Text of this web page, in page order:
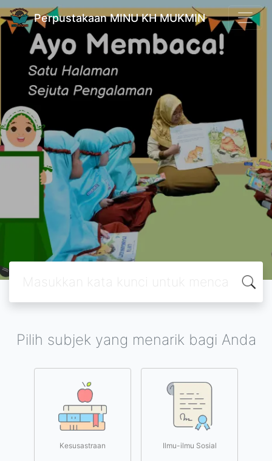
Perpustakaan MINU KH MUKMIN
Pilih subjek yang menarik bagi Anda
Kesusastraan Ilmu-ilmu Sosial